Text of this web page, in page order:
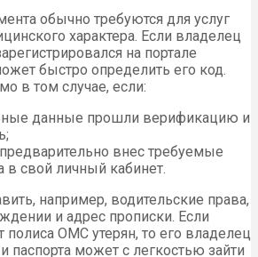
обычно требуются для услуг
характера. Если владелец
на портале
быстро определить его код.
в том случае, если:
данные прошли верификацию и
внес требуемые
в свой личный кабинет.
например, водительские права,
и адрес прописки. Если
полиса ОМС утерян, то его владелец
может с легкостью зайти